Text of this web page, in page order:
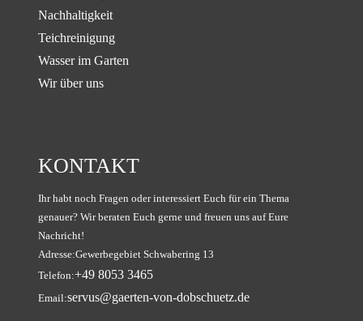
Nachhaltigkeit
Teichreinigung
Wasser im Garten
Wir über uns
KONTAKT
Ihr habt noch Fragen oder interessiert Euch für ein Thema
genauer? Wir beraten Euch gerne und freuen uns auf Eure
Nachricht!
Adresse:Gewerbegebiet Schwabering 13
Telefon:+49 8053 3465
Email:servus@gaerten-von-dobschuetz.de